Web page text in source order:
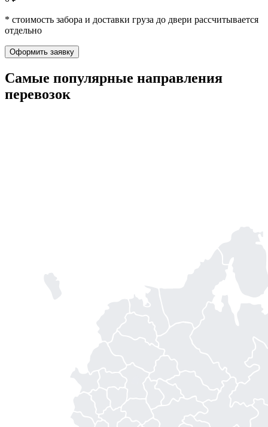
* стоимость забора и доставки груза до двери рассчитывается
отдельно
Оформить заявку
Самые популярные направления
перевозок